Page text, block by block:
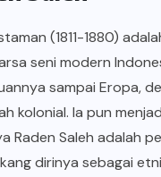
(1811-1880)
seni modern
sampai Eropa,
kolonial. Ia pun
Raden Saleh adalah
dirinya sebagai